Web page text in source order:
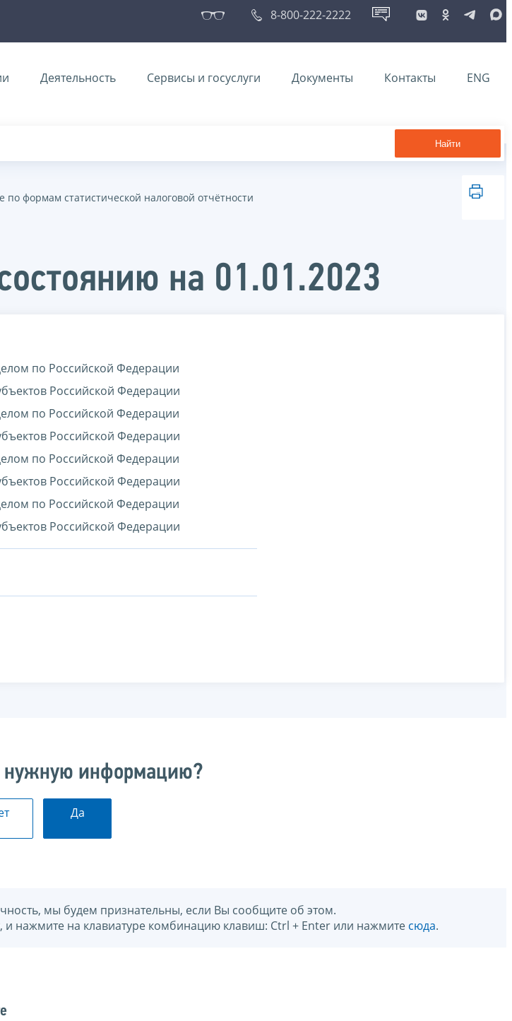
8-800-222-2222
Деятельность Сервисы и госуслуги Документы Контакты ENG
Найти
по формам статистической налоговой отчётности
на 01.01.2023
по Российской Федерации
Российской Федерации
по Российской Федерации
Российской Федерации
по Российской Федерации
Российской Федерации
по Российской Федерации
Российской Федерации
информацию?
Да
мы будем признательны, если Вы сообщите об этом.
нажмите на клавиатуре комбинацию клавиш: Ctrl + Enter или нажмите сюда.